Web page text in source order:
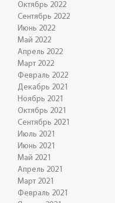
Октябрь 2022
Сентябрь 2022
Июнь 2022
Май 2022
Апрель 2022
Март 2022
Февраль 2022
Декабрь 2021
Ноябрь 2021
Октябрь 2021
Сентябрь 2021
Июль 2021
Июнь 2021
Май 2021
Апрель 2021
Март 2021
Февраль 2021